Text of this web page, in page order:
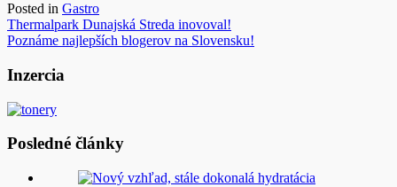
Posted in Gastro
Navigácia
v
článku
Thermalpark Dunajská Streda inovoval!
Poznáme najlepších blogerov na Slovensku!
Inzercia
Posledné články